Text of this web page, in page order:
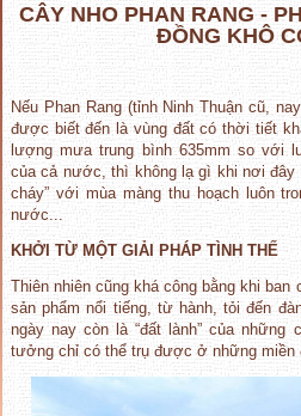
CÂY NHO PHAN RANG -
ĐỒNG KHÔ
Nếu Phan Rang (tỉnh Ninh Thuận cũ,
được biết đến là vùng đất có thời tiết
lượng mưa trung bình 635mm so với
của cả nước, thì không lạ gì khi nơi đây
cháy” với mùa màng thu hoạch luôn
nước...
KHỞI TỪ MỘT GIẢI PHÁP TÌNH THẾ
Thiên nhiên cũng khá công bằng khi ban
sản phẩm nổi tiếng, từ hành, tỏi đến
ngày nay còn là “đất lành” của những
tưởng chỉ có thể trụ được ở những miền